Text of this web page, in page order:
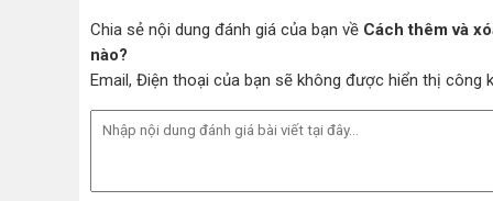
Chia sẻ nội dung đánh giá của bạn về Cách thêm và
nào?
Email, Điện thoại của bạn sẽ không được hiển thị